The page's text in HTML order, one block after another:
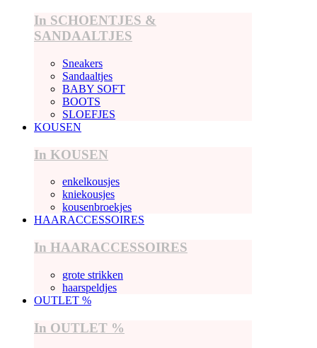
In SCHOENTJES &
SANDAALTJES
Sneakers
Sandaaltjes
BABY SOFT
BOOTS
SLOEFJES
KOUSEN
In KOUSEN
enkelkousjes
kniekousjes
kousenbroekjes
HAARACCESSOIRES
In HAARACCESSOIRES
grote strikken
haarspeldjes
OUTLET %
In OUTLET %